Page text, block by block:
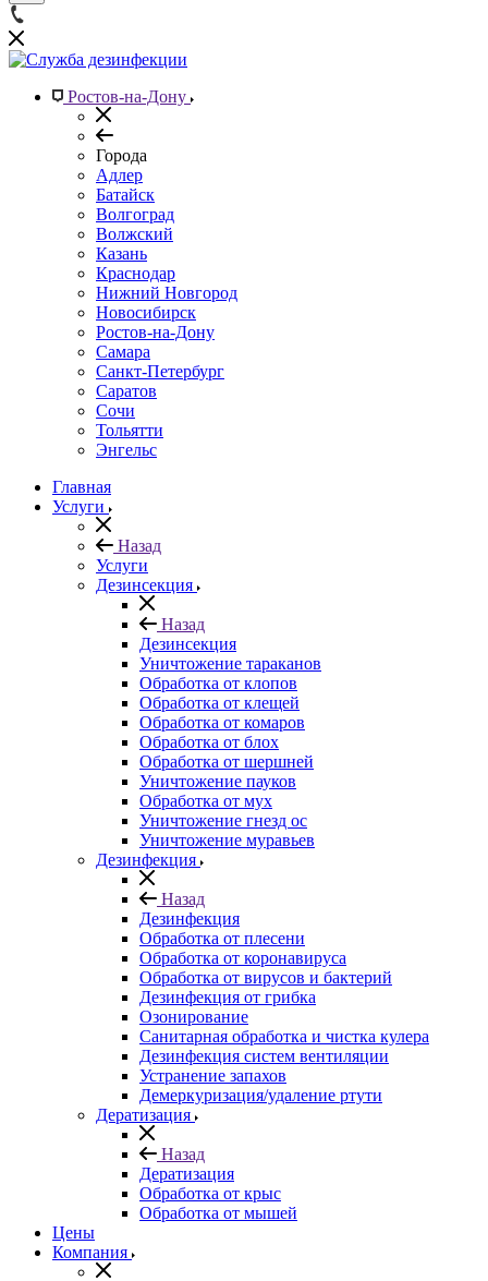
Ростов-на-Дону
Города
Адлер
Батайск
Волгоград
Волжский
Казань
Краснодар
Нижний Новгород
Новосибирск
Ростов-на-Дону
Самара
Санкт-Петербург
Саратов
Сочи
Тольятти
Энгельс
Главная
Услуги
Назад
Услуги
Дезинсекция
Назад
Дезинсекция
Уничтожение тараканов
Обработка от клопов
Обработка от клещей
Обработка от комаров
Обработка от блох
Обработка от шершней
Уничтожение пауков
Обработка от мух
Уничтожение гнезд ос
Уничтожение муравьев
Дезинфекция
Назад
Дезинфекция
Обработка от плесени
Обработка от коронавируса
Обработка от вирусов и бактерий
Дезинфекция от грибка
Озонирование
Санитарная обработка и чистка кулера
Дезинфекция систем вентиляции
Устранение запахов
Демеркуризация/удаление ртути
Дератизация
Назад
Дератизация
Обработка от крыс
Обработка от мышей
Цены
Компания